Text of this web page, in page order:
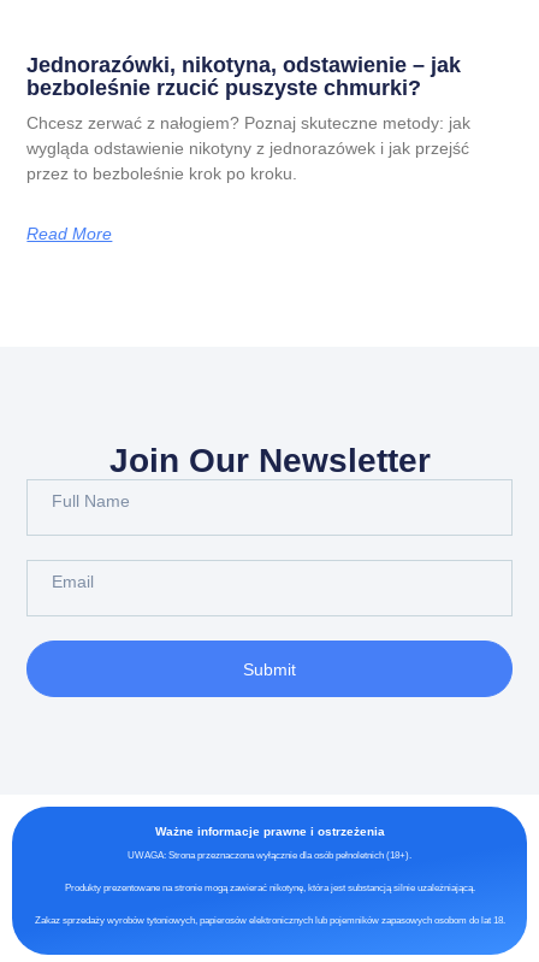
Jednorazówki, nikotyna, odstawienie – jak
bezboleśnie rzucić puszyste chmurki?
Chcesz zerwać z nałogiem? Poznaj skuteczne metody: jak
wygląda odstawienie nikotyny z jednorazówek i jak przejść
przez to bezboleśnie krok po kroku.
Read More
Join Our Newsletter
Submit
Ważne informacje prawne i ostrzeżenia
UWAGA: Strona przeznaczona wyłącznie dla osób pełnoletnich (18+).
Produkty prezentowane na stronie mogą zawierać nikotynę, która jest substancją silnie uzależniającą.
Zakaz sprzedaży wyrobów tytoniowych, papierosów elektronicznych lub pojemników zapasowych osobom do lat 18.